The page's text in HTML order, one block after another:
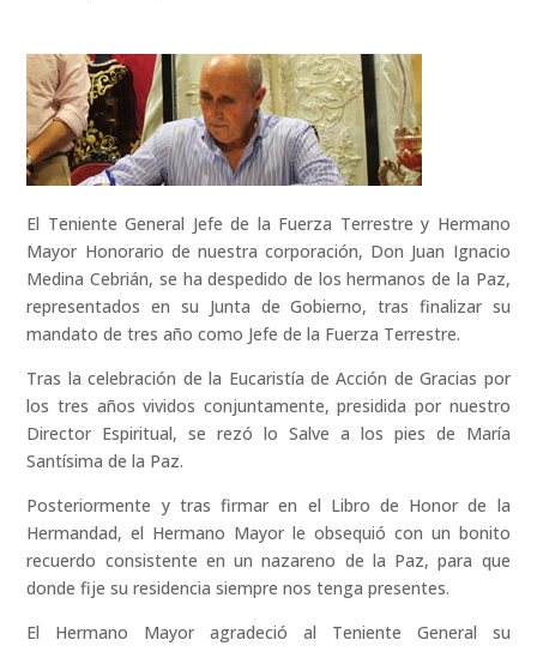
El Teniente General Jefe de la Fuerza Terrestre y Hermano
Mayor Honorario de nuestra corporación, Don Juan Ignacio
Medina Cebrián, se ha despedido de los hermanos de la Paz,
representados en su Junta de Gobierno, tras finalizar su
mandato de tres año como Jefe de la Fuerza Terrestre.
Tras la celebración de la Eucaristía de Acción de Gracias por
los tres años vividos conjuntamente, presidida por nuestro
Director Espiritual,se rezó lo Salve a los pies de María
Santísima de la Paz.
Posteriormente y tras firmar en el Libro de Honor de la
Hermandad, el Hermano Mayor le obsequió con un bonito
recuerdo consistente en un nazareno de la Paz, para que
donde fije su residencia siempre nos tenga presentes.
El Hermano Mayor agradeció al Teniente General su